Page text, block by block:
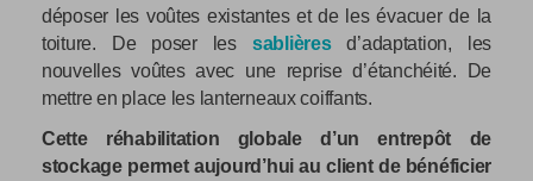
déposer les voûtes existantes et de les évacuer de la
toiture. De poser les sablièresd’adaptation, les
nouvelles voûtes avec une reprise d’étanchéité. De
mettre en place les lanterneaux coiffants.
Cette réhabilitation globale d’un entrepôt de
stockage permet aujourd’hui au client de bénéficier